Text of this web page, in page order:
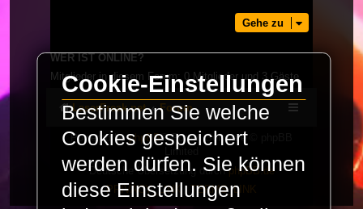
Gehe zu
WER IST ONLINE?
Mitglieder in diesem Forum: 0 Mitglieder und 3 Gäste
LaserFreak.net Forum
Powered byphpBB® Forum Software © phpBB
Limited
Deutsche Übersetzung durchphpBB.de
PRIVACY_LINK | TERMS_LINK
Cookie-Einstellungen
Bestimmen Sie welche
Cookies gespeichert
werden dürfen. Sie können
diese Einstellungen